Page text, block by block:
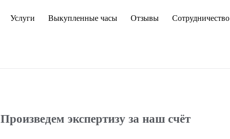
Услуги Выкупленные часы Отзывы Сотрудничество
Произведем экспертизу за наш счёт